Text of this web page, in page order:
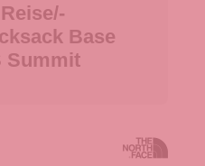
Base
Summit